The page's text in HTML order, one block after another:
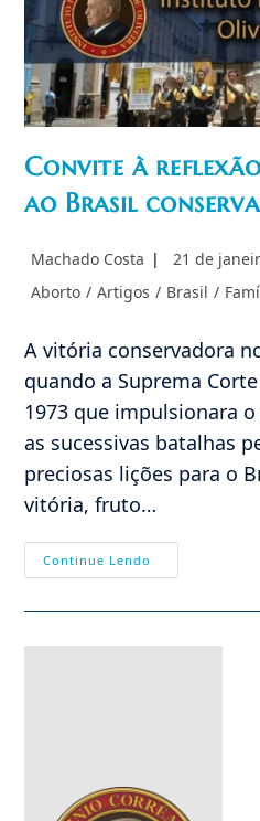
Convite à
ao Brasil
Autor
post:
Machado Costa
Post
21 de
Categoria
Aborto / Artigos / Brasil /
A vitória conservadora
quando a Suprema
1973 que impulsionara
as sucessivas batalhas
preciosas lições para o
vitória, fruto…
Continue Lendo
À
3